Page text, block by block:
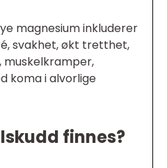
magnesium inkluderer
svakhet, økt tretthet,
koma i alvorlige
finnes?